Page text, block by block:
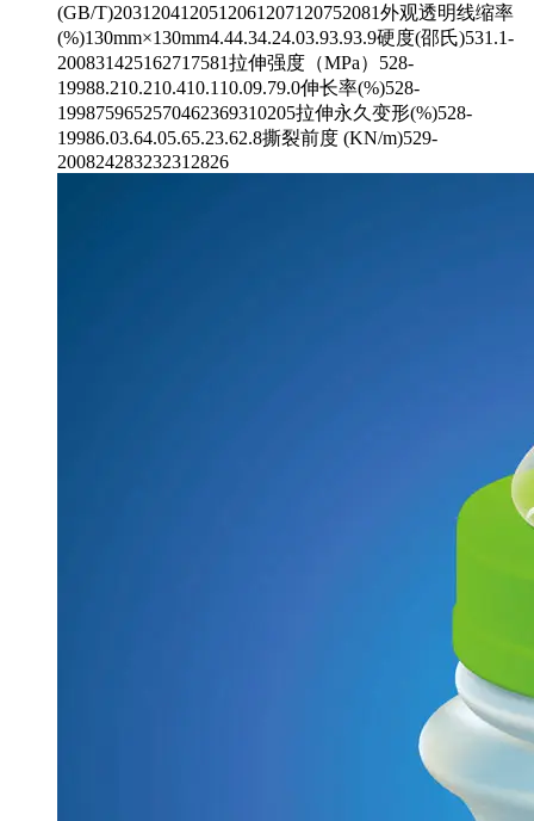
(GB/T)2031204120512061207120752081外观透明线缩率
(%)130mm×130mm4.44.34.24.03.93.93.9硬度(邵氏)531.1-
200831425162717581拉伸强度（MPa）528-
19988.210.210.410.110.09.79.0伸长率(%)528-
1998759652570462369310205拉伸永久变形(%)528-
19986.03.64.05.65.23.62.8撕裂前度 (KN/m)529-
200824283232312826